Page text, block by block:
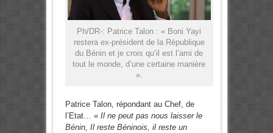
Ph/DR-: Patrice Talon : « Boni Yayi
restera ex-président de la République
du Bénin et je crois qu’il est l’ami de
tout le monde, d’une certaine manière
».
Patrice Talon, répondant au Chef, de
l’Etat… «Il ne peut pas nous laisser le
Bénin, Il reste Béninois, il reste un